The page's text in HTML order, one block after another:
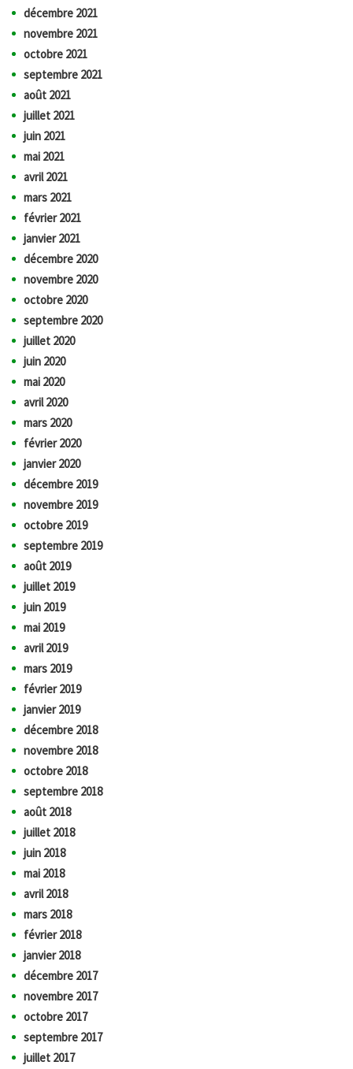
décembre 2021
novembre 2021
octobre 2021
septembre 2021
août 2021
juillet 2021
juin 2021
mai 2021
avril 2021
mars 2021
février 2021
janvier 2021
décembre 2020
novembre 2020
octobre 2020
septembre 2020
juillet 2020
juin 2020
mai 2020
avril 2020
mars 2020
février 2020
janvier 2020
décembre 2019
novembre 2019
octobre 2019
septembre 2019
août 2019
juillet 2019
juin 2019
mai 2019
avril 2019
mars 2019
février 2019
janvier 2019
décembre 2018
novembre 2018
octobre 2018
septembre 2018
août 2018
juillet 2018
juin 2018
mai 2018
avril 2018
mars 2018
février 2018
janvier 2018
décembre 2017
novembre 2017
octobre 2017
septembre 2017
juillet 2017